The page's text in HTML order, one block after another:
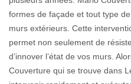
formes de façade et tout type
murs extérieurs. Cette
permet non seulement de
d’innover l’état de vos murs.
Couverture qui se trouve dans